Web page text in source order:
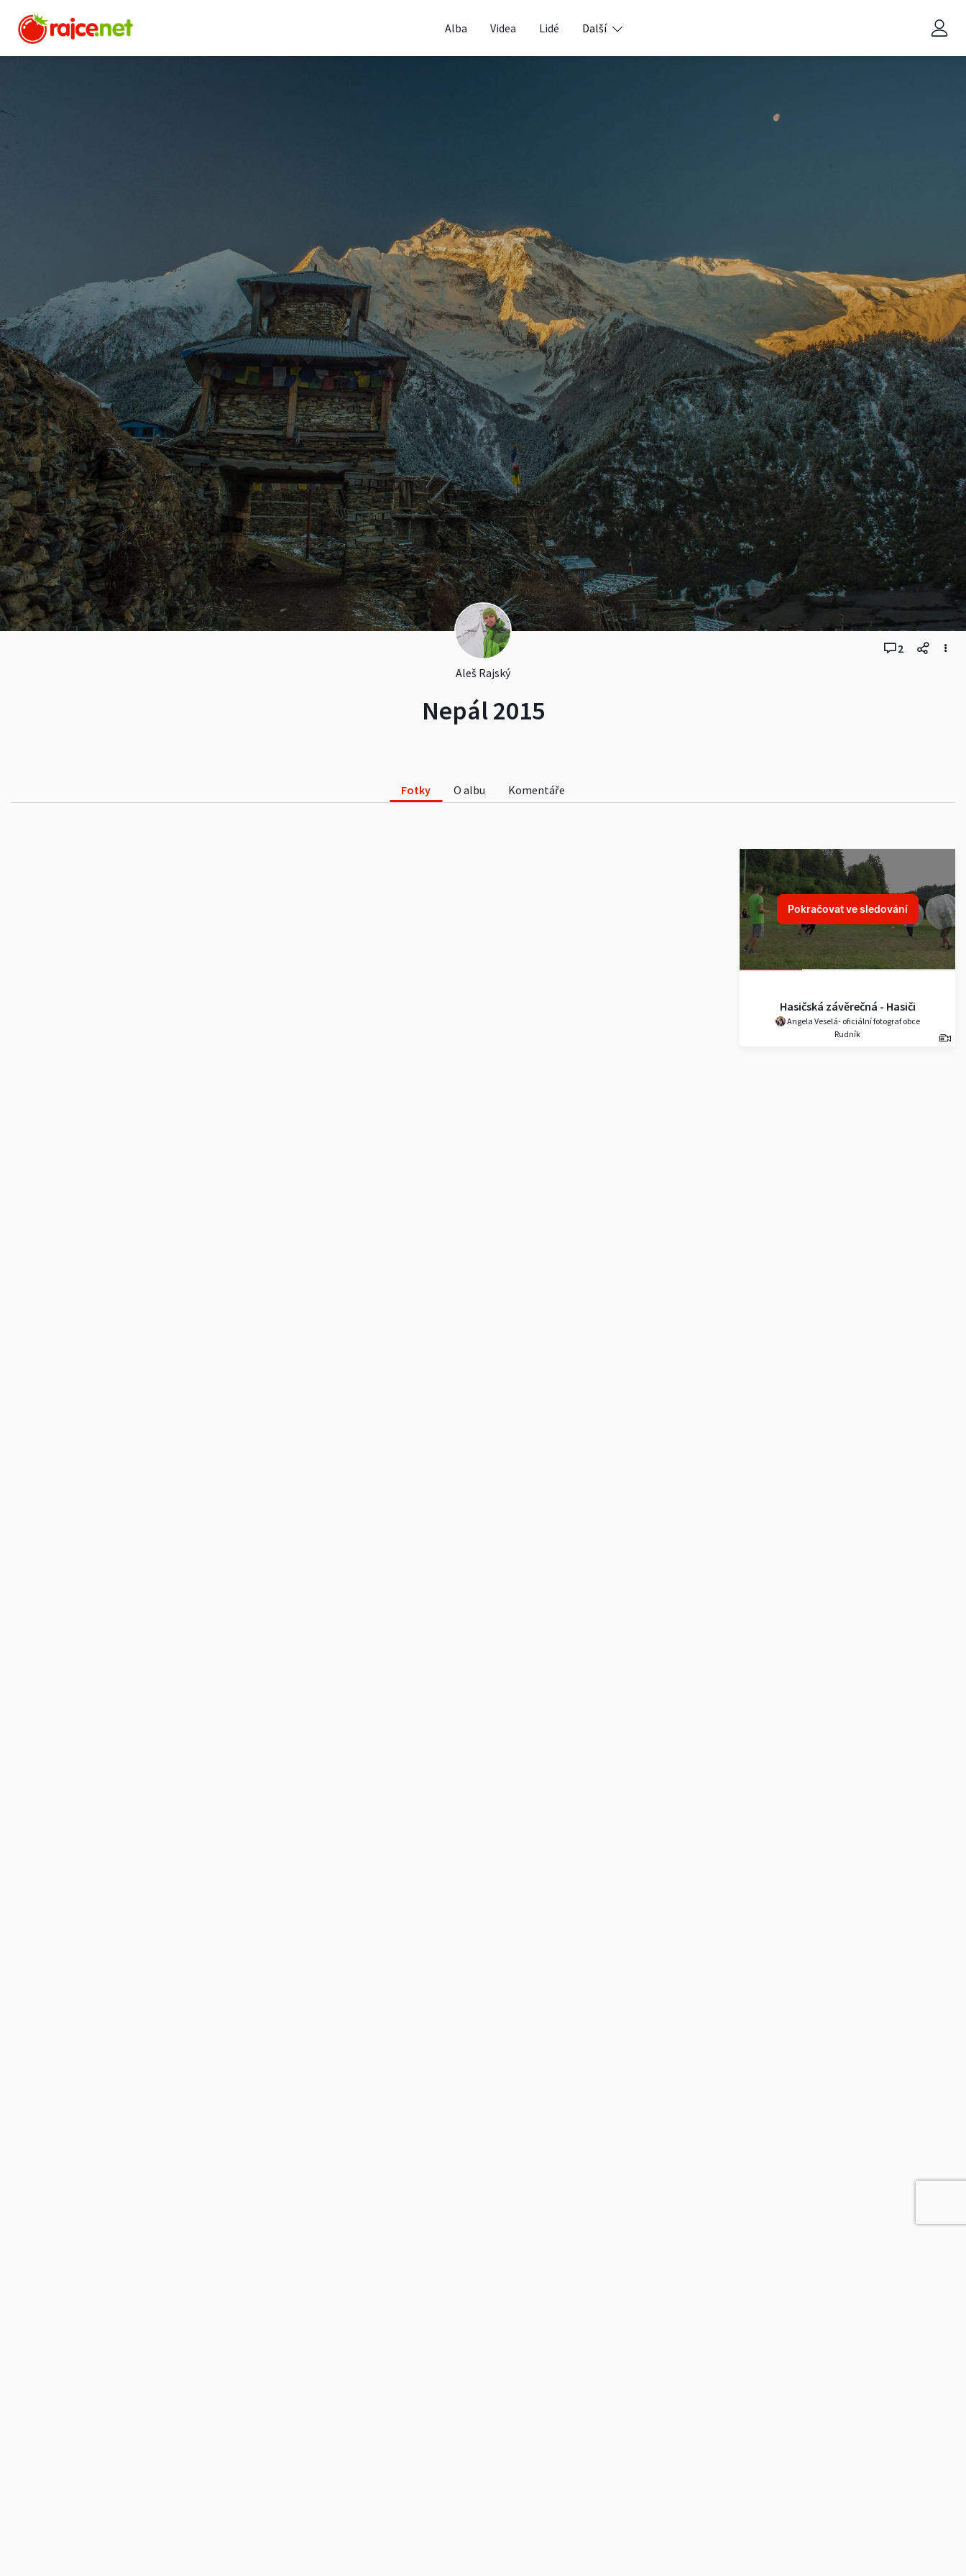
Alba Videa Lidé Další
Aleš Rajský
Nepál 2015
2
Fotky O albu Komentáře
Pokračovat ve sledování
Hasičská závěrečná - Hasiči
Rudník-Arnultovice 19.9. 20
Angela Veselá- oficiální fotograf obce
Rudník